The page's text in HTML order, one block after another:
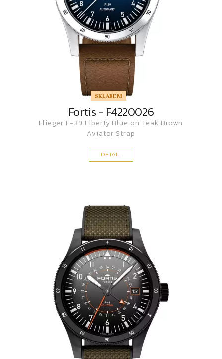
SKLADEM
Fortis - F4220026
Flieger F-39 Liberty Blue on Teak Brown
Aviator Strap
DETAIL